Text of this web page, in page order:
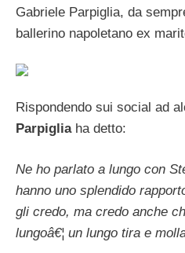
Gabriele Parpiglia, da
ballerino napoletano ex
Rispondendo sui social ad
Parpigliaha detto:
Ne ho parlato a lungo con
hanno uno splendido
gli credo, ma credo anche
lungoâ€¦ un lungo tira e